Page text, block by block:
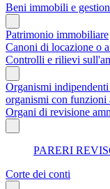
Beni immobili e
Patrimonio immobiliare
Canoni di locazione o
Controlli e rilievi
Organismi
organismi con funzioni
Organi di revisione
PARERI
Corte dei conti